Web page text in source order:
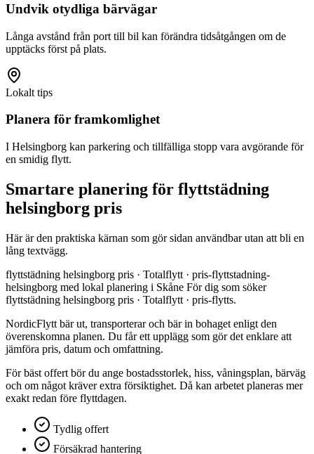
Undvik otydliga bärvägar
Långa avstånd från port till bil kan förändra tidsåtgången om de
upptäcks först på plats.
Lokalt tips
Planera för framkomlighet
I Helsingborg kan parkering och tillfälliga stopp vara avgörande för
en smidig flytt.
Smartare planering för flyttstädning
helsingborg pris
Här är den praktiska kärnan som gör sidan användbar utan att bli en
lång textvägg.
flyttstädning helsingborg pris · Totalflytt · pris-flyttstadning-
helsingborg med lokal planering i Skåne För dig som söker
flyttstädning helsingborg pris · Totalflytt · pris-flytts.
NordicFlytt bär ut, transporterar och bär in bohaget enligt den
överenskomna planen. Du får ett upplägg som gör det enklare att
jämföra pris, datum och omfattning.
För bäst offert bör du ange bostadsstorlek, hiss, våningsplan, bärväg
och om något kräver extra försiktighet. Då kan arbetet planeras mer
exakt redan före flyttdagen.
Tydlig offert
Försäkrad hantering